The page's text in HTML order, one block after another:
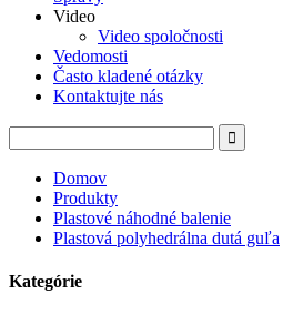
Video
Video spoločnosti
Vedomosti
Často kladené otázky
Kontaktujte nás
Domov
Produkty
Plastové náhodné balenie
Plastová polyhedrálna dutá guľa
Kategórie